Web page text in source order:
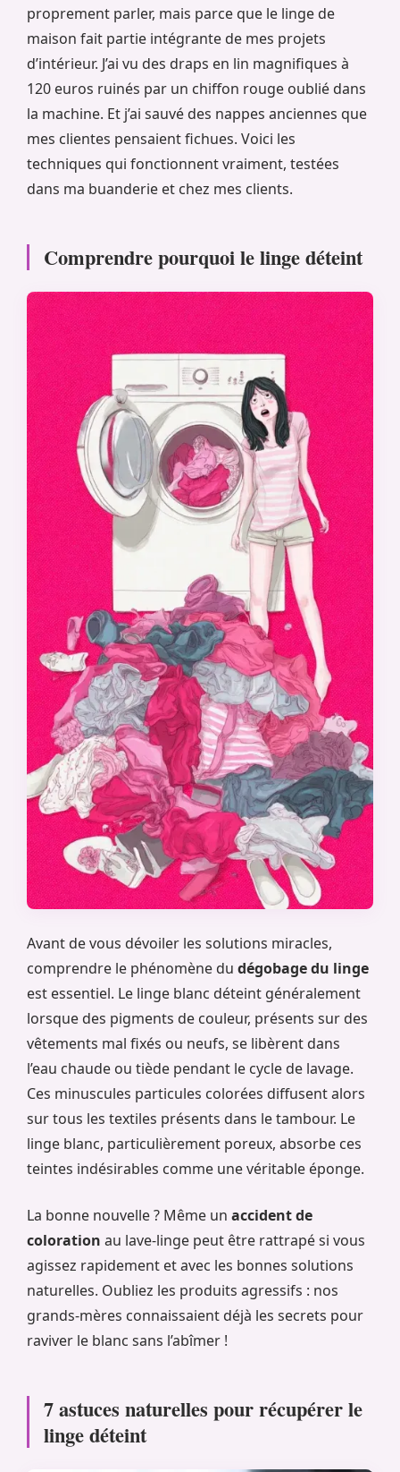
proprement parler, mais parce que le linge de
maison fait partie intégrante de mes projets
d’intérieur. J’ai vu des draps en lin magnifiques à
120 euros ruinés par un chiffon rouge oublié dans
la machine. Et j’ai sauvé des nappes anciennes que
mes clientes pensaient fichues. Voici les
techniques qui fonctionnent vraiment, testées
dans ma buanderie et chez mes clients.
Comprendre pourquoi le linge déteint
Avant de vous dévoiler les solutions miracles,
comprendre le phénomène du dégobage du linge
est essentiel. Le linge blanc déteint généralement
lorsque des pigments de couleur, présents sur des
vêtements mal fixés ou neufs, se libèrent dans
l’eau chaude ou tiède pendant le cycle de lavage.
Ces minuscules particules colorées diffusent alors
sur tous les textiles présents dans le tambour. Le
linge blanc, particulièrement poreux, absorbe ces
teintes indésirables comme une véritable éponge.
La bonne nouvelle ? Même un accident de
coloration au lave-linge peut être rattrapé si vous
agissez rapidement et avec les bonnes solutions
naturelles. Oubliez les produits agressifs : nos
grands-mères connaissaient déjà les secrets pour
raviver le blanc sans l’abîmer !
7 astuces naturelles pour récupérer le
linge déteint